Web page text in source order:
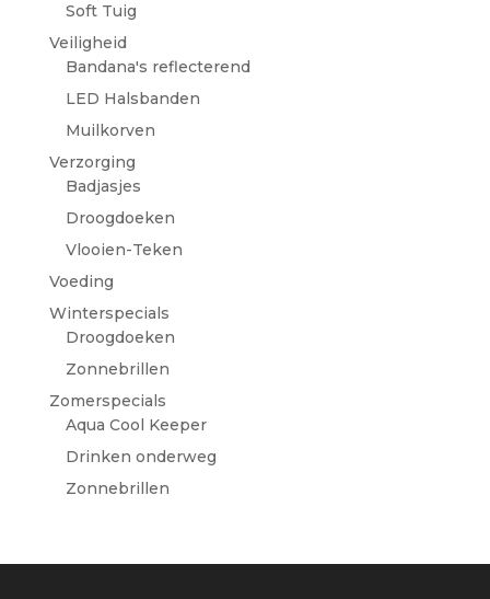
Soft Tuig
Veiligheid
Bandana's reflecterend
LED Halsbanden
Muilkorven
Verzorging
Badjasjes
Droogdoeken
Vlooien-Teken
Voeding
Winterspecials
Droogdoeken
Zonnebrillen
Zomerspecials
Aqua Cool Keeper
Drinken onderweg
Zonnebrillen